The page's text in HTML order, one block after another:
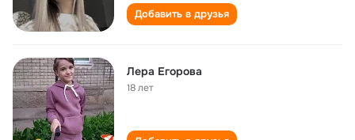
Добавить в друзья
Лера Егорова
18 лет